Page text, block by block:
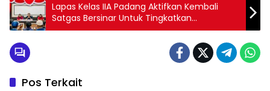
Lapas Kelas IIA Padang Aktifkan Kembali
Satgas Bersinar Untuk Tingkatkan
Pengawasan Peredaran Narkotika
Pos Terkait